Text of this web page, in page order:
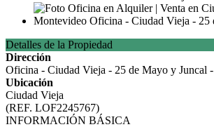
Detalles de la Propiedad
Dirección
Oficina - Ciudad Vieja - 25 de Mayo y Juncal -
Ubicación
Ciudad Vieja
(REF. LOF2245767)
INFORMACIÓN BÁSICA